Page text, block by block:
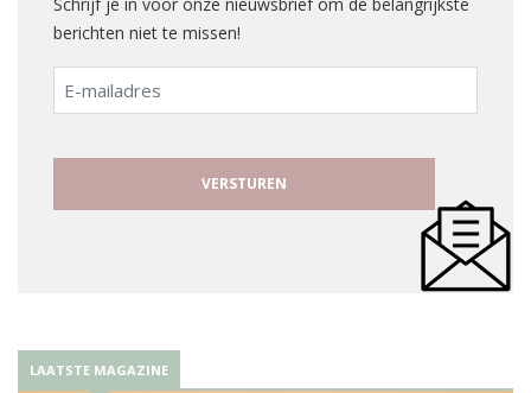
berichten niet te missen!
E-
mailadres
LAATSTE MAGAZINE